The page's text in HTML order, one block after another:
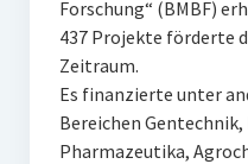
Forschung“ (BMBF)
437 Projekte förderte
Zeitraum.
Es finanzierte unter
Bereichen
Pharmazeutika,